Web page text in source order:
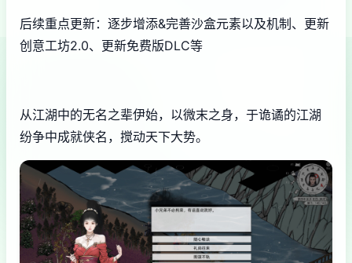
后续重点更新：逐步增添&完善沙盒元素以及机制、更新
创意工坊2.0、更新免费版DLC等
从江湖中的无名之辈伊始，以微末之身，于诡谲的江湖
纷争中成就侠名，搅动天下大势。